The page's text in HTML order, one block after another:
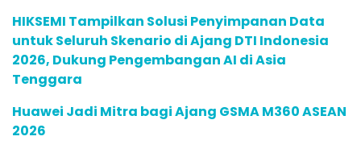
HIKSEMI Tampilkan Solusi Penyimpanan Data
untuk Seluruh Skenario di Ajang DTI Indonesia
2026, Dukung Pengembangan AI di Asia
Tenggara
Huawei Jadi Mitra bagi Ajang GSMA M360 ASEAN
2026